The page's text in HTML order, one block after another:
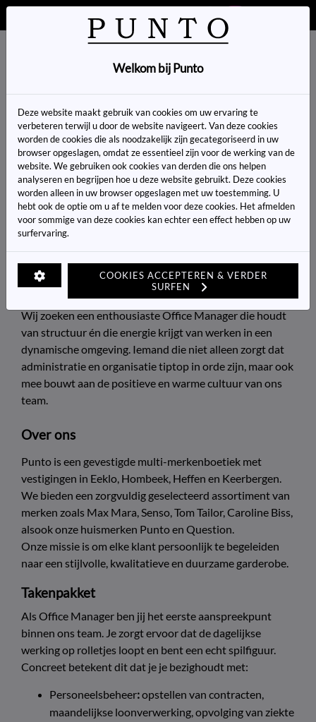
WORD JIJ ONZE NIEUWE COLLEGA?
Vacature: Office Manager
Locatie:Punto Keerbergen – Oudstrijderslaan 17,
3140 Keerbergen
Functie:Ervaren office manager (32 uren per week)
Ben jij klaar om achter de schermen van de modewereld
alles in goede banen te leiden?
Wij zoeken een enthousiaste Office Manager die houdt
van structuur én die energie krijgt van werken in een
dynamische omgeving. Iemand die niet alleen zorgt dat
administratie en organisatie tiptop in orde zijn, maar ook
mee bouwt aan de positieve en warme cultuur van ons
team.
Over ons
Punto is een gevestigde multi-merkenboetiek met
vestigingen in Eeklo, Hombeek, Heffen en Keerbergen.
We bieden een zorgvuldig geselecteerd assortiment van
merken zoals Max Mara, Senso, Tom Tailor, Caroline Biss,
alsook onze huismerken Punto en Question.
Onze missie is om elke klant persoonlijk te begeleiden
naar een stijlvolle, kwalitatieve en duurzame garderobe.
Takenpakket
Als Office Manager ben jij het eerste aanspreekpunt
binnen ons team. Je zorgt ervoor dat de dagelijkse
werking op rolletjes loopt en bent een echt spilfiguur.
Concreet betekent dit dat je je bezighoudt met:
Personeelsbeheer:opstellen van contracten,
maandelijkse loonverwerking, opvolging van ziekte
Welkom bij Punto
Deze website maakt gebruik van cookies om uw ervaring te
verbeteren terwijl u door de website navigeert. Van deze cookies
worden de cookies die als noodzakelijk zijn gecategoriseerd in uw
browser opgeslagen, omdat ze essentieel zijn voor de werking van de
website. We gebruiken ook cookies van derden die ons helpen
analyseren en begrijpen hoe u deze website gebruikt. Deze cookies
worden alleen in uw browser opgeslagen met uw toestemming. U
hebt ook de optie om u af te melden voor deze cookies. Het afmelden
voor sommige van deze cookies kan echter een effect hebben op uw
surfervaring.
COOKIES ACCEPTEREN & VERDER
SURFEN